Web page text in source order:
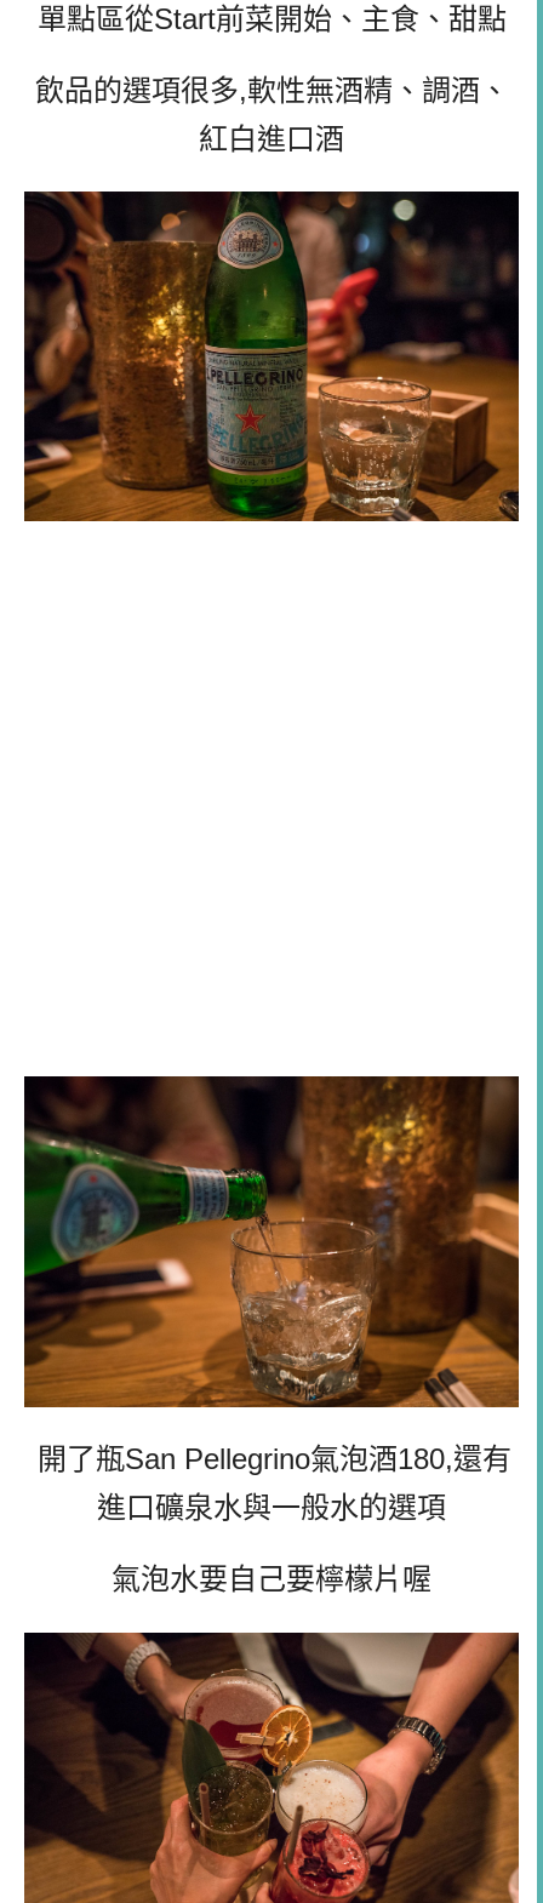
單點區從Start前菜開始、主食、甜點
飲品的選項很多,軟性無酒精、調酒、
紅白進口酒
開了瓶San Pellegrino氣泡酒180,還有
進口礦泉水與一般水的選項
氣泡水要自己要檸檬片喔